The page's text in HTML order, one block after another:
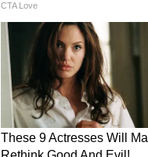
ने एक बार फिर
को अपने पक्ष में करके BJP
भगवंत मान ने कहा, जो